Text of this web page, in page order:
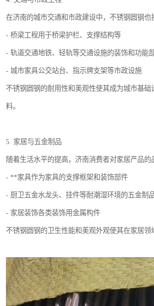
在济南的城市交通和市政建设中，不锈钢圆钢也
- 桥梁工程用于桥梁护栏、支撑结构等
- 轨道交通地铁、轻轨等交通设施的装饰和功能
- 城市家具公交站台、指示牌支架等市政设施
不锈钢圆钢的耐用性和美观性使其成为城市基础
料。
5. 家居与五金制品
随着生活水平的提高，济南消费者对家居产品的
- **家具作为家具的支撑框架和装饰部件
- 厨卫五金水龙头、挂件等耐潮湿环境的五金制
- 家居装饰各类装饰用金属构件
不锈钢圆钢的卫生性能和美观外观使其在家居领